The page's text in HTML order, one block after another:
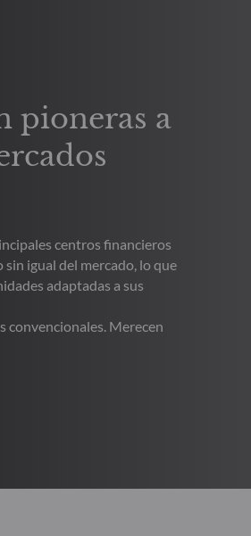
pioneras a
centros financieros
igual del mercado, lo que
adaptadas a sus
convencionales. Merecen